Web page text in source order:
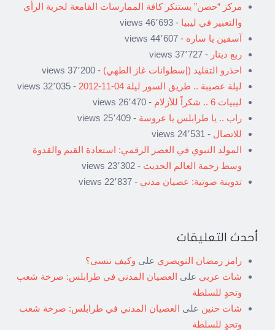
مركز “حصن” يستنكر كافة الممارسات القامعة لحرية الرأي
والتعبير في ليبيا - 46٬693 views
آسفين يا ساره - 44٬607 views
ربع دينار - 37٬727 views
احذرو التقليد (إسطوانات غاز الطهي) - 37٬200 views
ليلة عصيبة .. طريق السور ليلة 04-11-2012
- 32٬035 views
ليبيات 6 .. شكراً للأزلام
- 26٬470 views
راب .. يا طرابلس يا عروسة - 25٬409 views
للاتصال - 24٬531 views
المولد النبوي في العصر الرقمي: استعادة القيم والقدوة
وسط زحمة العالم الحديث - 23٬302 views
تدوينة صوتية: عصيان مدني - 22٬837 views
أحدث التعليقات
رامز رمضان النويصري على وكيف ننسى؟
شات عربي على العصيان المدني في طرابلس: صرخة شعب
وتحدٍ للسلطة
شات حنين على العصيان المدني في طرابلس: صرخة شعب
وتحدٍ للسلطة